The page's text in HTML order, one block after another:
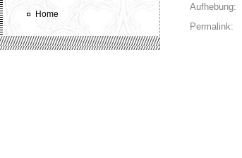
Home
Aufhebung:
Permalink: